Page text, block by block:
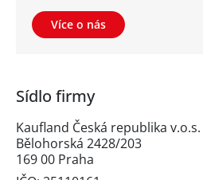
Více o nás
Sídlo firmy
Kaufland Česká republika v.o.s.
Bělohorská 2428/203
169 00 Praha